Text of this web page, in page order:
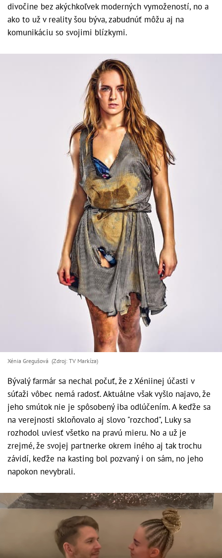
divočine bez akýchkoľvek moderných vymožeností, no a
ako to už v reality šou býva, zabudnúť môžu aj na
komunikáciu so svojimi blízkymi.
Xénia Gregušová (Zdroj: TV Markíza)
Bývalý farmár sa nechal počuť, že z Xéniinej účasti v
súťaži vôbec nemá radosť. Aktuálne však vyšlo najavo, že
jeho smútok nie je spôsobený iba odlúčením. A keďže sa
na verejnosti skloňovalo aj slovo "rozchod", Luky sa
rozhodol uviesť všetko na pravú mieru. No a už je
zrejmé, že svojej partnerke okrem iného aj tak trochu
závidí, keďže na kasting bol pozvaný i on sám, no jeho
napokon nevybrali.